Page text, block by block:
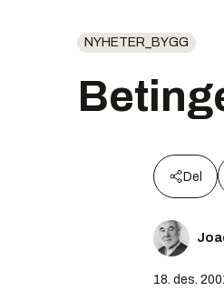
NYHETER_BYGG
Del
18. des.